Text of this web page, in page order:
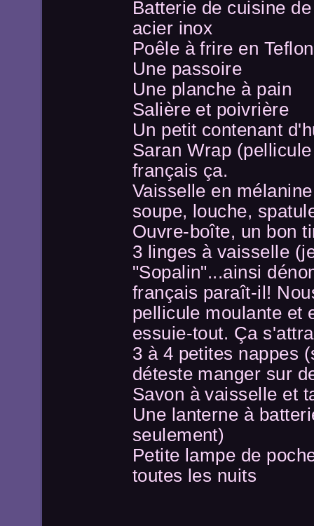
Batterie de cuisine
acier inox
Poêle à frire en
Une passoire
Une planche à pain
Salière et poivrière
Un petit contenant
Saran Wrap
français ça.
Vaisselle en
soupe, louche,
Ouvre-boîte, un bon
3 linges à vaisselle
"Sopalin"...ainsi
français paraît-il!
pellicule moulante et
essuie-tout. Ça
3 à 4 petites nappes
déteste manger sur
Savon à vaisselle et
Une lanterne à
seulement)
Petite lampe de
toutes les nuits